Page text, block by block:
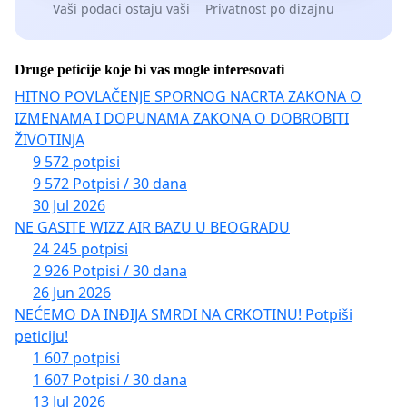
dobra, a pre svega šume, resurs koji je isključivo u
funkciji ostvarivanja prihoda i samofinansiranja
javnog preduzeća sa svojih 135 zaposlenih.
•Uvođenje zaštitarskog modela upravljanja, jer
je to ključni uslov opstanka Nacionalnog parka
Fruška Gora sa svojim ekosistemima i
biodiverzitetom
borac protiv negativnih klimatskih promena i
emisije štetnih gasova. Na to nas obavezuju i
Ekološko poglavlje 27, sve one konvencije iz oblasti
zaštite prirode, biodiverziteta, staništa, Pariski
klimatski sporazumi i svi drugi međunarodni akti iz
ekološke oblasti koje je Srbija ratifikovala proteklih
godina.
•Da se zaustavi i sankcioniše višegodišnji
nesavestan rad upravljača,
Vaši podaci ostaju vaši Privatnost po dizajnu
Druge peticije koje bi vas mogle interesovati
HITNO POVLAČENJE SPORNOG NACRTA ZAKONA O
IZMENAMA I DOPUNAMA ZAKONA O DOBROBITI
ŽIVOTINJA
9 572 potpisi
9 572 Potpisi / 30 dana
30 Jul 2026
NE GASITE WIZZ AIR BAZU U BEOGRADU
24 245 potpisi
2 926 Potpisi / 30 dana
26 Jun 2026
NEĆEMO DA INĐIJA SMRDI NA CRKOTINU! Potpiši
peticiju!
1 607 potpisi
1 607 Potpisi / 30 dana
13 Jul 2026